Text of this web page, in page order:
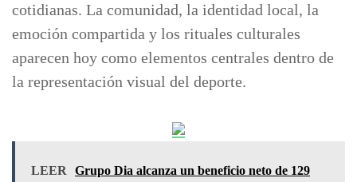
cotidianas. La comunidad, la identidad local, la
emoción compartida y los rituales culturales
aparecen hoy como elementos centrales dentro de
la representación visual del deporte.
LEER
Grupo Dia alcanza un beneficio neto de 129